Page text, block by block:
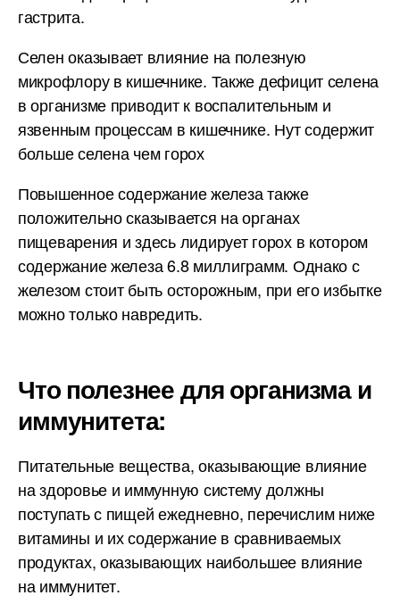
гастрита.
Селен оказывает влияние на полезную
микрофлору в кишечнике. Также дефицит селена
в организме приводит к воспалительным и
язвенным процессам в кишечнике. Нут содержит
больше селена чем горох
Повышенное содержание железа также
положительно сказывается на органах
пищеварения и здесь лидирует горох в котором
содержание железа 6.8 миллиграмм. Однако с
железом стоит быть осторожным, при его избытке
можно только навредить.
Что полезнее для организма и
иммунитета:
Питательные вещества, оказывающие влияние
на здоровье и иммунную систему должны
поступать с пищей ежедневно, перечислим ниже
витамины и их содержание в сравниваемых
продуктах, оказывающих наибольшее влияние
на иммунитет.